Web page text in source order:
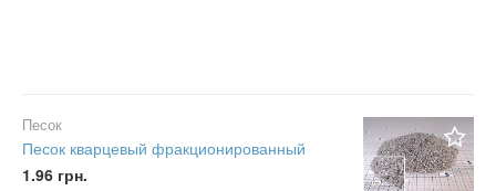
Песок
Песок кварцевый фракционированный
1.96 грн.